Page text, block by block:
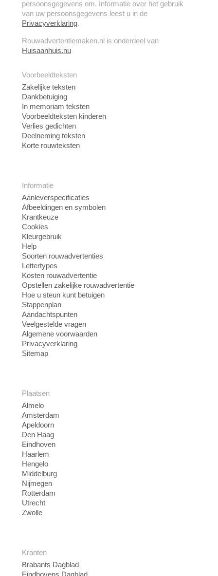
persoonsgegevens om. Informatie over het gebruik
van uw persoonsgegevens leest u in de
Privacyverklaring.
Rouwadvertentiemaken.nl is onderdeel van
Huisaanhuis.nu
Voorbeeldteksten
Zakelijke teksten
Dankbetuiging
In memoriam teksten
Voorbeeldteksten kinderen
Verlies gedichten
Deelneming teksten
Korte rouwteksten
Informatie
Aanleverspecificaties
Afbeeldingen en symbolen
Krantkeuze
Cookies
Kleurgebruik
Help
Soorten rouwadvertenties
Lettertypes
Kosten rouwadvertentie
Opstellen zakelijke rouwadvertentie
Hoe u steun kunt betuigen
Stappenplan
Aandachtspunten
Veelgestelde vragen
Algemene voorwaarden
Privacyverklaring
Sitemap
Plaatsen
Almelo
Amsterdam
Apeldoorn
Den Haag
Eindhoven
Haarlem
Hengelo
Middelburg
Nijmegen
Rotterdam
Utrecht
Zwolle
Kranten
Brabants Dagblad
Eindhovens Dagblad